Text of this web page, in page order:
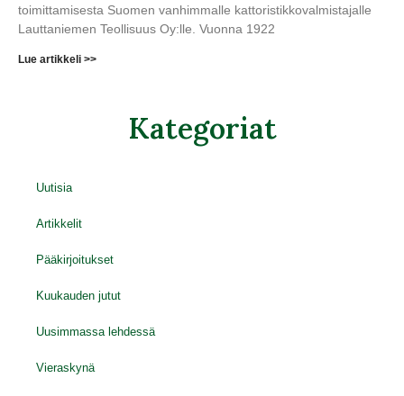
toimittamisesta Suomen vanhimmalle kattoristikkovalmistajalle
Lauttaniemen Teollisuus Oy:lle. Vuonna 1922
Lue artikkeli >>
Kategoriat
Uutisia
Artikkelit
Pääkirjoitukset
Kuukauden jutut
Uusimmassa lehdessä
Vieraskynä